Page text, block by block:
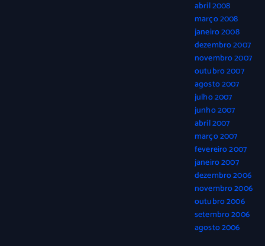
abril 2008
março 2008
janeiro 2008
dezembro 2007
novembro 2007
outubro 2007
agosto 2007
julho 2007
junho 2007
abril 2007
março 2007
fevereiro 2007
janeiro 2007
dezembro 2006
novembro 2006
outubro 2006
setembro 2006
agosto 2006